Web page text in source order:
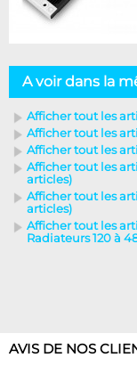
A voir dans la
Afficher tout les
Afficher tout les
Afficher tout les
Afficher tout les
articles)
Afficher tout les
articles)
Afficher tout les
Radiateurs 120 à
AVIS DE NOS